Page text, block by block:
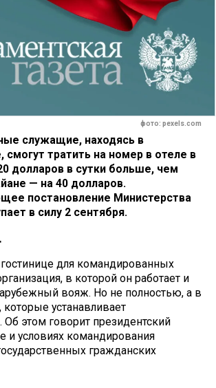
фото: pexels.com
служащие, находясь в
смогут тратить на номер в отеле в
долларов в сутки больше, чем
— на 40 долларов.
постановление Министерства
в силу 2 сентября.
для командированных
в которой он работает и
вояж. Но не полностью, а в
устанавливает
Об этом говорит президентский
и условиях командирования
гражданских